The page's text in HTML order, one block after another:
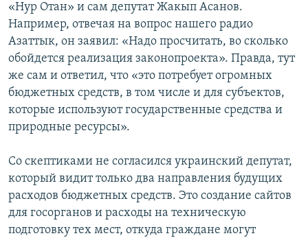
«Нур Отан» и сам депутат Жакып Асанов.
Например, отвечая на вопрос нашего радио
Азаттык, он заявил: «Надо просчитать, во сколько
обойдется реализация законопроекта». Правда, тут
же сам и ответил, что «это потребует огромных
бюджетных средств, в том числе и для субъектов,
которые используют государственные средства и
природные ресурсы».
Со скептиками не согласился украинский депутат,
который видит только два направления будущих
расходов бюджетных средств. Это создание сайтов
для госорганов и расходы на техническую
подготовку тех мест, откуда граждане могут